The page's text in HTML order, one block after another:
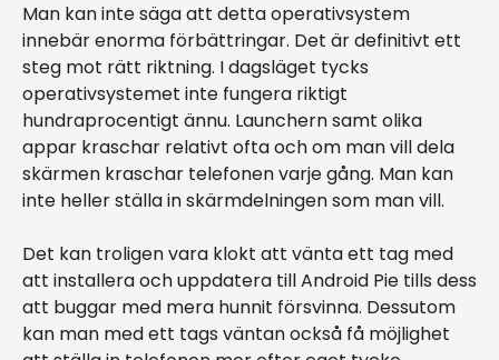
Man kan inte säga att detta operativsystem
innebär enorma förbättringar. Det är definitivt ett
steg mot rätt riktning. I dagsläget tycks
operativsystemet inte fungera riktigt
hundraprocentigt ännu. Launchern samt olika
appar kraschar relativt ofta och om man vill dela
skärmen kraschar telefonen varje gång. Man kan
inte heller ställa in skärmdelningen som man vill.
Det kan troligen vara klokt att vänta ett tag med
att installera och uppdatera till Android Pie tills dess
att buggar med mera hunnit försvinna. Dessutom
kan man med ett tags väntan också få möjlighet